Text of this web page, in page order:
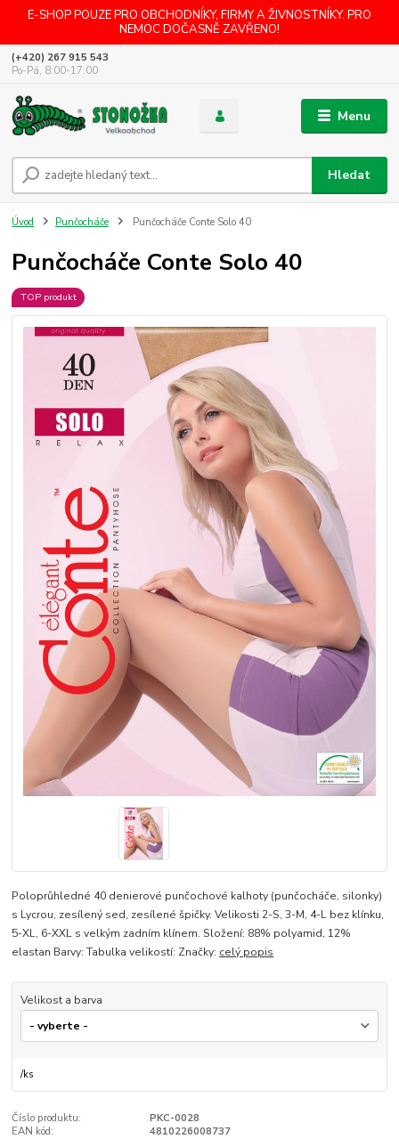
E-SHOP POUZE PRO OBCHODNÍKY, FIRMY A ŽIVNOSTNÍKY. PRO
NEMOC DOČASNĚ ZAVŘENO!
Menu
Hledat
(+420) 267 915 543
Po-Pá, 8:00-17:00
Úvod Punčocháče Punčocháče Conte Solo 40
Punčocháče Conte Solo 40
TOP produkt
Poloprůhledné 40 denierové punčochové kalhoty (punčocháče, silonky)
s Lycrou, zesílený sed, zesílené špičky. Velikosti 2-S, 3-M, 4-L bez klínku,
5-XL, 6-XXL s velkým zadním klínem. Složení: 88% polyamid, 12%
elastan Barvy: Tabulka velikostí: Značky: celý popis
Velikost a barva
/ks
Číslo produktu:
PKC-0028
EAN kód:
4810226008737